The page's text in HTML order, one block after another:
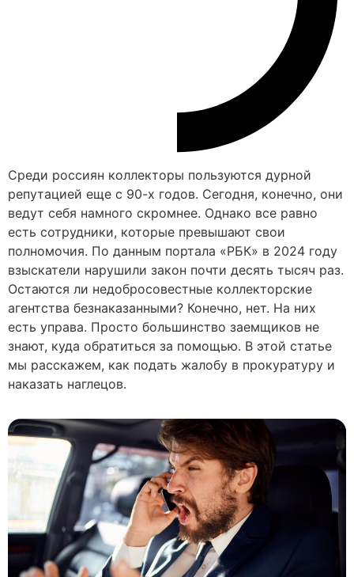
Среди россиян коллекторы пользуются дурной
репутацией еще с 90-х годов. Сегодня, конечно, они
ведут себя намного скромнее. Однако все равно
есть сотрудники, которые превышают свои
полномочия. По данным портала «РБК» в 2024 году
взыскатели нарушили закон почти десять тысяч раз.
Остаются ли недобросовестные коллекторские
агентства безнаказанными? Конечно, нет. На них
есть управа. Просто большинство заемщиков не
знают, куда обратиться за помощью. В этой статье
мы расскажем, как подать жалобу в прокуратуру и
наказать наглецов.